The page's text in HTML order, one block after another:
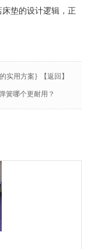
垫的设计逻辑，正
实用方案} 【返回】
簧哪个更耐用？